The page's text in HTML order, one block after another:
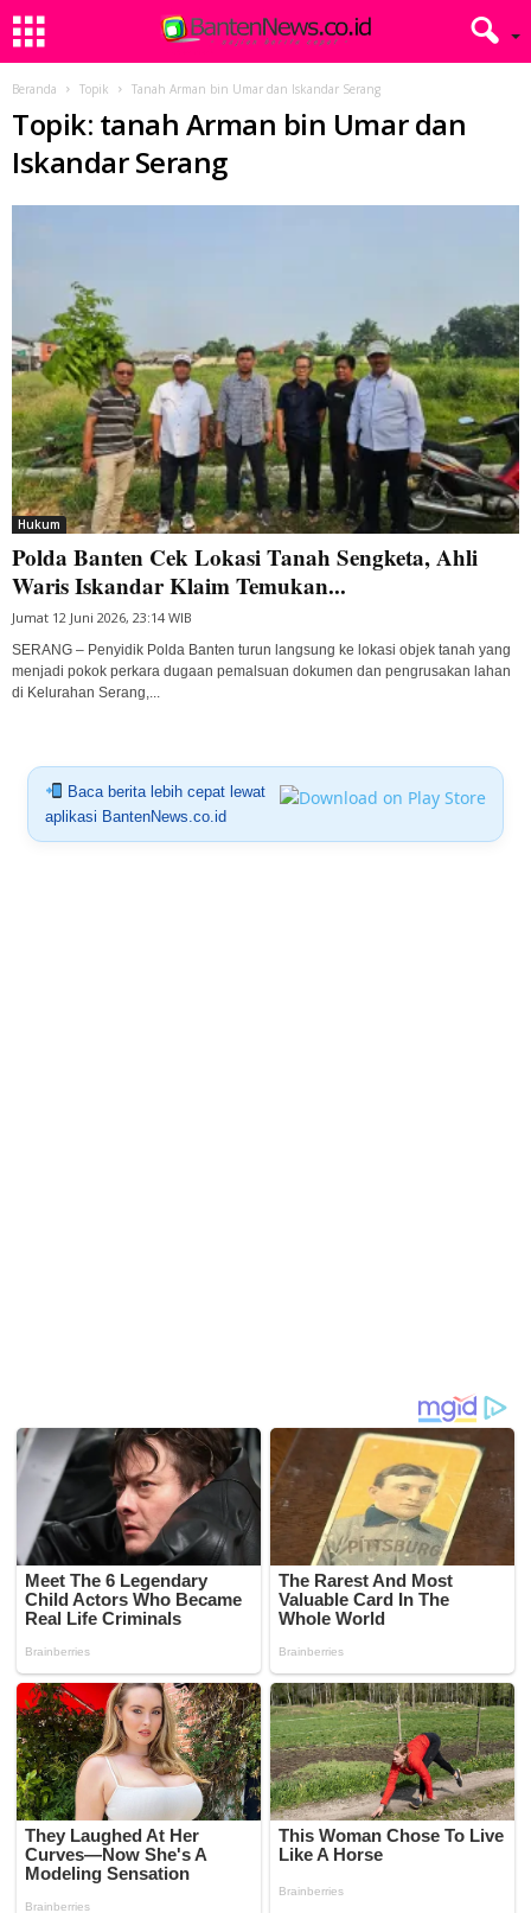
Beranda Topik Tanah Arman bin Umar dan Iskandar Serang
Topik: tanah Arman bin Umar dan
Iskandar Serang
Hukum
Polda Banten Cek Lokasi Tanah Sengketa, Ahli
Waris Iskandar Klaim Temukan...
Jumat 12 Juni 2026, 23:14 WIB
SERANG – Penyidik Polda Banten turun langsung ke lokasi objek tanah yang
menjadi pokok perkara dugaan pemalsuan dokumen dan pengrusakan lahan
di Kelurahan Serang,...
Baca berita lebih cepat lewat
aplikasi BantenNews.co.id